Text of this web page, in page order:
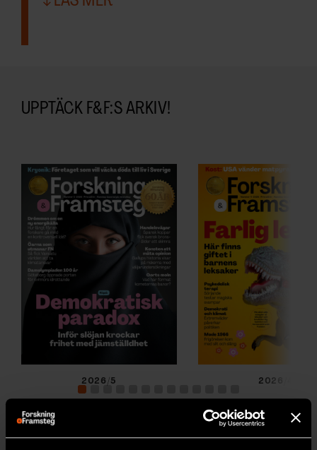
UPPTÄCK F&F:S ARKIV!
2026/5 2026/4